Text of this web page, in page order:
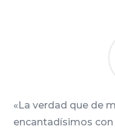
«La verdad que de
encantadísimos